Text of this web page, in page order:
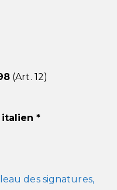
(Art. 12)
*
des signatures,